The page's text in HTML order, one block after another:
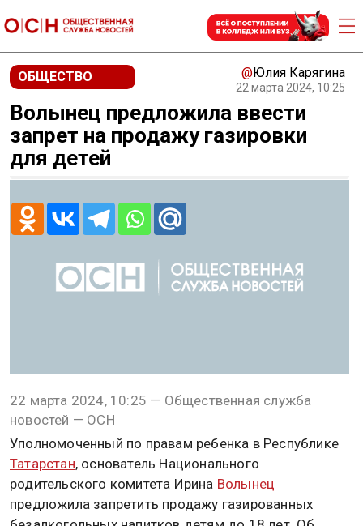
ОБЩЕСТВО @Юлия Карягина
22 марта 2024, 10:25
Волынец предложила ввести
запрет на продажу газировки
для детей
22 марта 2024, 10:25 — Общественная служба
новостей — ОСН
Уполномоченный по правам ребенка в Республике
Татарстан, основатель Национального
родительского комитета Ирина Волынец
предложила запретить продажу газированных